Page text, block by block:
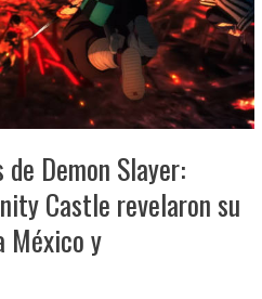
Demon Slayer:
Castle revelaron su
México y